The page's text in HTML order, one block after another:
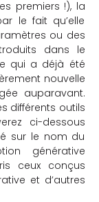
premiers !), la
le fait qu’elle
ou des
dans le
qui a déjà été
nouvelle
auparavant.
différents outils
ci-dessous
sur le nom du
générative
ceux conçus
et d’autres